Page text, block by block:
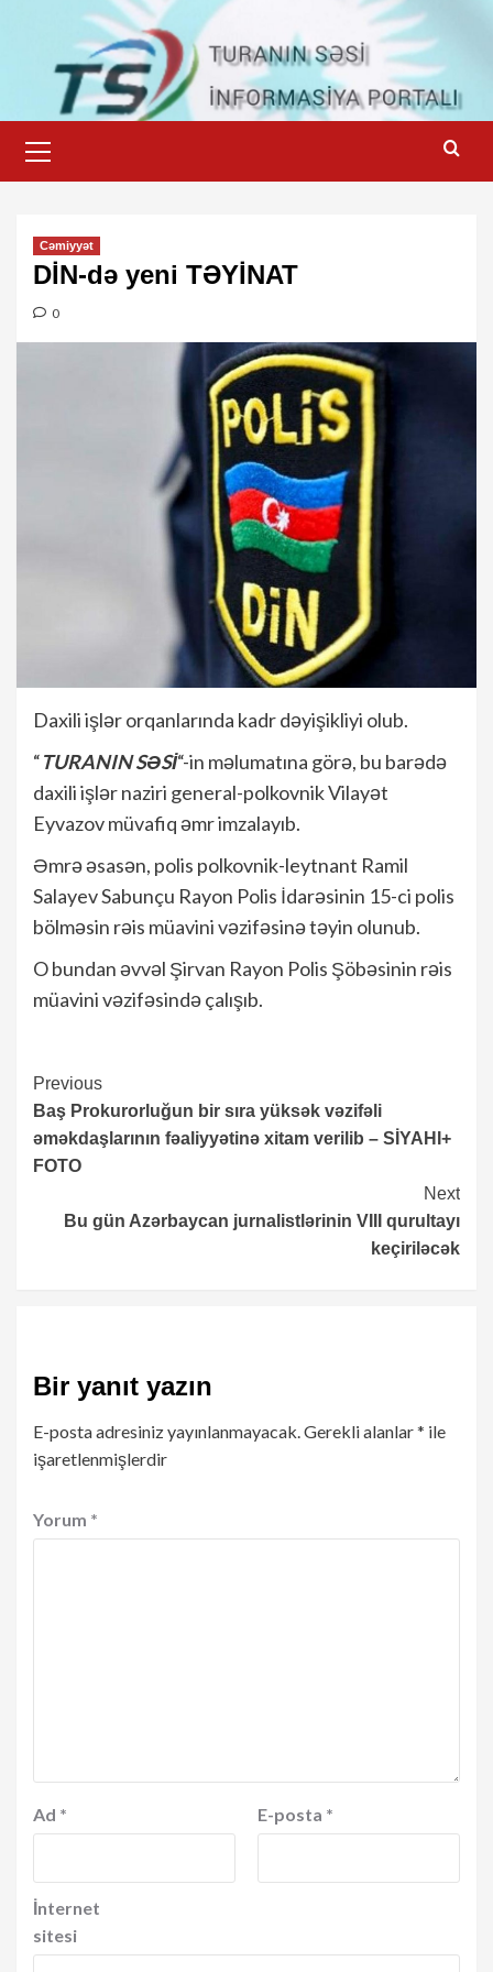
content
Menu
Cəmiyyət
DİN-də yeni TƏYİNAT
0
Daxili işlər orqanlarında kadr dəyişikliyi olub.
“TURANIN SƏSİ“-in məlumatına görə, bu barədə
daxili işlər naziri general-polkovnik Vilayət
Eyvazov müvafiq əmr imzalayıb.
Əmrə əsasən, polis polkovnik-leytnant Ramil
Salayev Sabunçu Rayon Polis İdarəsinin 15-ci polis
bölməsin rəis müavini vəzifəsinə təyin olunub.
O bundan əvvəl Şirvan Rayon Polis Şöbəsinin rəis
müavini vəzifəsində çalışıb.
Continue
Reading
Previous
Baş Prokurorluğun bir sıra yüksək vəzifəli
əməkdaşlarının fəaliyyətinə xitam verilib – SİYAHI+
FOTO
Next
Bu gün Azərbaycan jurnalistlərinin VIII qurultayı
keçiriləcək
Bir yanıt yazın
E-posta adresiniz yayınlanmayacak. Gerekli alanlar* ile
işaretlenmişlerdir
Yorum *
Ad * E-posta *
İnternet
sitesi